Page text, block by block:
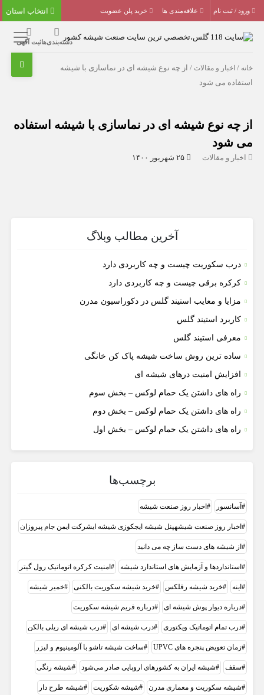
ورود / ثبت نام علاقه‌مندی ها خرید پلن عضویت
دسته‌بندی‌هاثبت آگهی
خانه/اخبار و مقالات/ از چه نوع شیشه ای در نماسازی با شیشه
استفاده می شود
از چه نوع شیشه ای در نماسازی با شیشه استفاده
می شود
اخبار و مقالات
آخرین مطالب وبلاگ
درب سکوریت چیست و چه کاربردی دارد
کرکره برقی چیست و چه کاربردی دارد
مزایا و معایب استیند گلس در دکوراسیون مدرن
کاربرد استیند گلس
معرفی استیند گلس
ساده ترین روش ساخت شیشه پاک کن خانگی
افزایش امنیت درهای شیشه ای
راه های داشتن یک حمام لوکس – بخش سوم
راه های داشتن یک حمام لوکس – بخش دوم
راه های داشتن یک حمام لوکس – بخش اول
برچسب‌ها
آسانسور اخبار روز صنعت شيشه
اخبار روز صنعت شیشهپنل شیشه ایجکوزی شیشه ایشرکت ایمن جام پیروزان
از شیشه های دست ساز چه می دانید
استانداردها و آزمایش های استاندارد شیشه امنیت کرکره اتوماتیک رول گیتر
اینه خريد شيشه رفلکس خرید شیشه سکوریت بالکنی خمیر شیشه
درباره دیوار پوش شیشه ای درباره فریم شیشه سکوریت
درب تمام اتوماتیک ویکتوری درب شیشه ای درب شیشه ای ریلی بالکن
زمان تعویض پنجره های UPVC ساخت شیشه تاشو با آلومینیوم و لیزر
سقف شیشه ایران به کشور‌های اروپایی صادر می‌شود شیشه رنگی
شیشه سکوریت و معماری مدرن شیشه شکوریت شیشه طرح دار